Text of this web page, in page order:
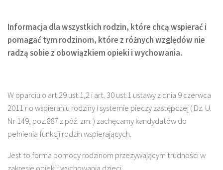
Informacja dla wszystkich rodzin, które chcą wspierać i
pomagać tym rodzinom, które z różnych względów nie
radzą sobie z obowiązkiem opieki i wychowania.
W oparciu o art.29 ust.1,2 i art. 30 ust.1 ustawy z dnia 9 czerwca
2011 r o wspieraniu rodziny i systemie pieczy zastępczej ( Dz. U.
Nr 149, poz.887 z póź. zm. ) zachęcamy kandydatów do
pełnienia funkcji rodzin wspierających.
Jest to forma pomocy rodzinom przezywającym trudności w